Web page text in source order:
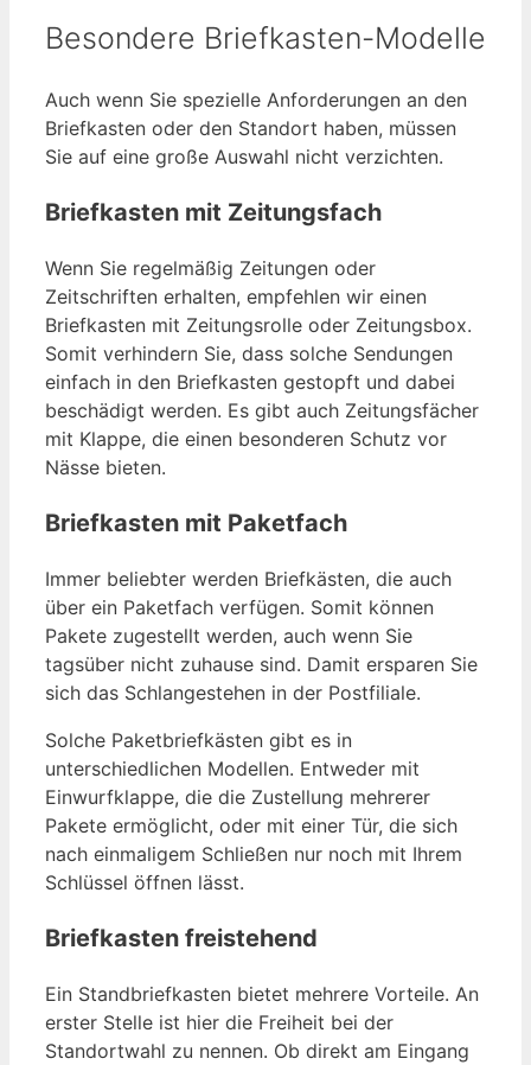
Besondere Briefkasten-Modelle
Auch wenn Sie spezielle Anforderungen an den
Briefkasten oder den Standort haben, müssen
Sie auf eine große Auswahl nicht verzichten.
Briefkasten mit Zeitungsfach
Wenn Sie regelmäßig Zeitungen oder
Zeitschriften erhalten, empfehlen wir einen
Briefkasten mit Zeitungsrolle oder Zeitungsbox.
Somit verhindern Sie, dass solche Sendungen
einfach in den Briefkasten gestopft und dabei
beschädigt werden. Es gibt auch Zeitungsfächer
mit Klappe, die einen besonderen Schutz vor
Nässe bieten.
Briefkasten mit Paketfach
Immer beliebter werden Briefkästen, die auch
über ein Paketfach verfügen. Somit können
Pakete zugestellt werden, auch wenn Sie
tagsüber nicht zuhause sind. Damit ersparen Sie
sich das Schlangestehen in der Postfiliale.
Solche Paketbriefkästen gibt es in
unterschiedlichen Modellen. Entweder mit
Einwurfklappe, die die Zustellung mehrerer
Pakete ermöglicht, oder mit einer Tür, die sich
nach einmaligem Schließen nur noch mit Ihrem
Schlüssel öffnen lässt.
Briefkasten freistehend
Ein Standbriefkasten bietet mehrere Vorteile. An
erster Stelle ist hier die Freiheit bei der
Standortwahl zu nennen. Ob direkt am Eingang